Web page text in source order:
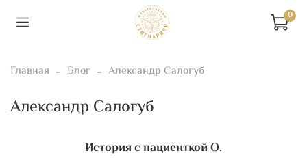
0
Главная Блог Александр Салогуб
Александр Салогуб
История с пациенткой О.